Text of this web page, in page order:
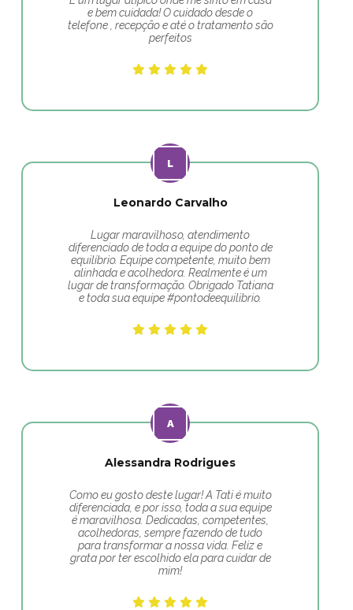
e bem cuidada! O cuidado desde o
telefone , recepção e até o tratamento são
perfeitos
Leonardo Carvalho
Lugar maravilhoso, atendimento
diferenciado de toda a equipe do ponto de
equilíbrio. Equipe competente, muito bem
alinhada e acolhedora. Realmente é um
lugar de transformação. Obrigado Tatiana
e toda sua equipe #pontodeequilibrio.
Alessandra Rodrigues
Como eu gosto deste lugar! A Tati é muito
diferenciada, e por isso, toda a sua equipe
é maravilhosa. Dedicadas, competentes,
acolhedoras, sempre fazendo de tudo
para transformar a nossa vida. Feliz e
grata por ter escolhido ela para cuidar de
mim!